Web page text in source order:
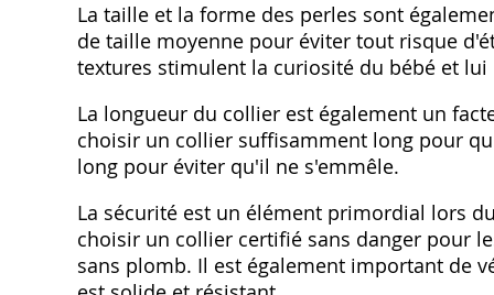
La taille et la forme des perles sont
de taille moyenne pour éviter tout risque
textures stimulent la curiosité du bébé et
La longueur du collier est également un
choisir un collier suffisamment long pour
long pour éviter qu'il ne s'emmêle.
La sécurité est un élément primordial lors
choisir un collier certifié sans danger pour
sans plomb. Il est également important de